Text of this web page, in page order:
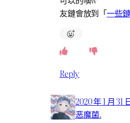
友鏈會放到「一些
Reply
2020 年 1 月 31
恶魔菌.